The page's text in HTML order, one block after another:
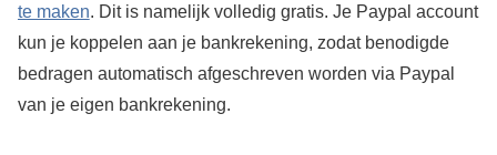
te maken. Dit is namelijk volledig gratis. Je Paypal account
kun je koppelen aan je bankrekening, zodat benodigde
bedragen automatisch afgeschreven worden via Paypal
van je eigen bankrekening.